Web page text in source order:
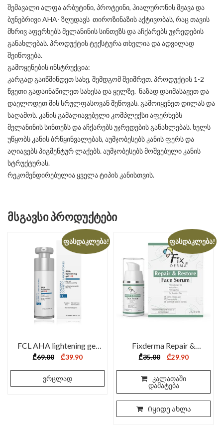
შემავალი ალფა არბუტინი, პროტეინი, ჰიალურონის მჟავა და
ბუნებრივი AHA- ზღუდავს თიროზინაზის აქტივობას, რაც თავის
მხრივ აფერხებს მელანინის სინთეზს და აჩქარებს უჯრედების
განახლებას. პროდუქტის ტექსტურა თხელია და ადვილად
შეიწოვება.
გამოყენების ინსტრუქცია:
კარგად გაიწმინდეთ სახე, შემდგომ შეიშრეთ. პროდუქტის 1-2
წვეთი გადაინაწილეთ სახესა და ყელზე. ნაზად დაიმასაჟეთ და
დაელოდეთ მის სრულფასოვან შეწოვას. გამოიყენეთ დილას და
საღამოს. კანის გამაღიავებელი კომპლექსი აფერხებს
მელანინის სინთეზს და აჩქარებს უჯრედების განახლებას. ხელს
უწყობს კანის ბრწყინვალებას, აუმჯობესებს კანის ფერს და
აღიავებს პიგმენტურ ლაქებს. აუმჯობესებს მოშვებული კანის
სტრუქტურას.
რეკომენდირებულია ყველა ტიპის კანისთვის.
ᲛᲡᲒᲐᲕᲡᲘ ᲞᲠᲝᲓᲣᲥᲢᲔᲑᲘ
ფასდაკლება!
FCL AHA lightening gel
HQ 30ml
₾69.00 Original
was:
₾69.00.
₾39.90Current
is:
ვრცლად
ფასდაკლება!
Fixderma Repair &
Restore Serum – 15 ml
₾35.00 Original
was:
₾35.00.
₾29.90Current
is:
კალათაში
დამატება
Იყიდე ახლა